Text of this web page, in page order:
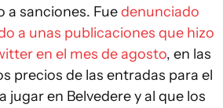
a sanciones. Fuedenunciado
a unas publicaciones que hizo
en el mes de agosto, en las
precios de las entradas para el
jugar en Belvedere y al que los